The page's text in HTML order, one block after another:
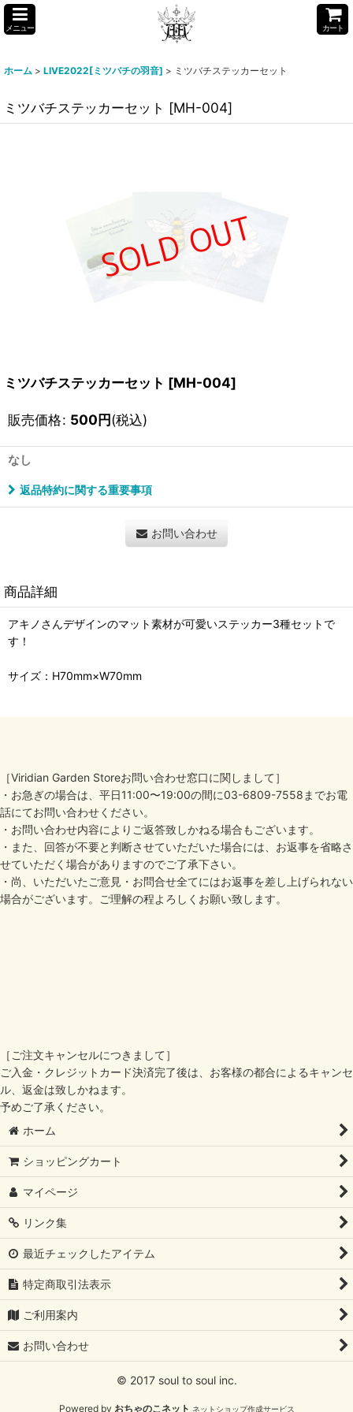
メニュー カート
ホーム > LIVE2022[ミツバチの羽音] > ミツバチステッカーセット
ミツバチステッカーセット [MH-004]
ミツバチステッカーセット [MH-004]
販売価格: 500円(税込)
なし
返品特約に関する重要事項
お問い合わせ
商品詳細
アキノさんデザインのマット素材が可愛いステッカー3種セットで
す！
サイズ：H70mm×W70mm
［Viridian Garden Storeお問い合わせ窓口に関しまして］
・お急ぎの場合は、平日11:00〜19:00の間に03-6809-7558までお電
話にてお問い合わせください。
・お問い合わせ内容によりご返答致しかねる場合もございます。
・また、回答が不要と判断させていただいた場合には、お返事を省略さ
せていただく場合がありますのでご了承下さい。
・尚、いただいたご意見・お問合せ全てにはお返事を差し上げられない
場合がございます。ご理解の程よろしくお願い致します。
［ご注文キャンセルにつきまして］
ご入金・クレジットカード決済完了後は、お客様の都合によるキャンセ
ル、返金は致しかねます。
予めご了承ください。
ホーム
ショッピングカート
マイページ
リンク集
最近チェックしたアイテム
特定商取引法表示
ご利用案内
お問い合わせ
© 2017 soul to soul inc.
Powered by おちゃのこネット ネットショップ作成サービス